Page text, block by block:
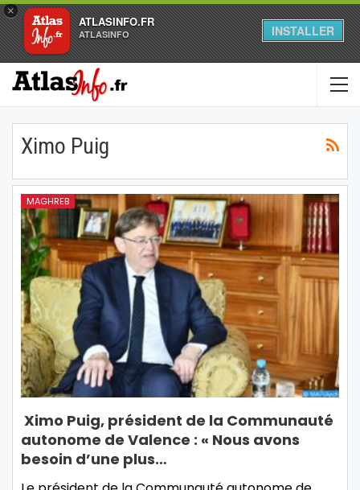
×
ATLASINFO.FR
ATLASINFO INSTALLER
Ximo Puig
MAGHREB
Ximo Puig, président de la Communauté
autonome de Valence : « Nous avons
besoin d’une plus…